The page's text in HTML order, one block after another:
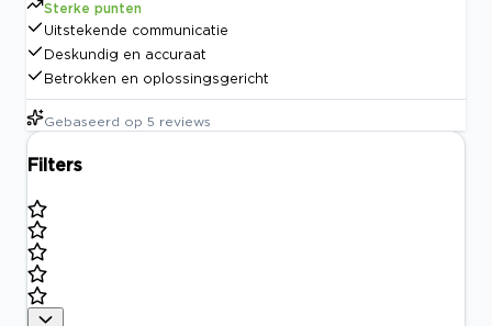
Sterke punten
Uitstekende communicatie
Deskundig en accuraat
Betrokken en oplossingsgericht
Gebaseerd op 5 reviews
Filters